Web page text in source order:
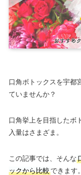
口角ボトックスを宇都
ていませんか？
口角挙上を目指したボ
入量はさまざま。
この記事では、そんな
ックから比較できます。